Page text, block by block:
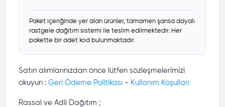
Paket içeriğinde yer alan ürünler, tamamen şansa dayalı
rastgele dağıtım sistemi ile teslim edilmektedir. Her
pakette bir adet kod bulunmaktadır.
Satın alımlarınızdan önce lütfen sözleşmelerimizi
okuyun : Geri Ödeme Politikası - Kullanım Koşulları
Rassal ve Adil Dağıtım ;